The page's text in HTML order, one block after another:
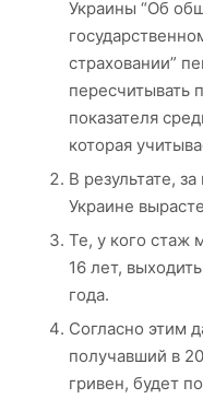
Украины “Об
страховании”
пересчитывать
показателя
которая
В результате,
Украине
Те, у кого стаж
16 лет,
года.
Согласно этим
получавший в
гривен, будет